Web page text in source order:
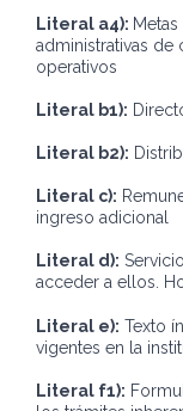
Literal a4):
administrativas
operativos
Literal b1):
Literal b2):
Literal c):
ingreso adicional
Literal d):
acceder a ellos.
Literal e): Texto
vigentes en la
Literal f1):